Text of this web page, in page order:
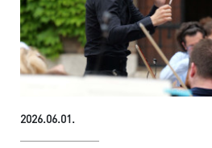
2026.06.01.